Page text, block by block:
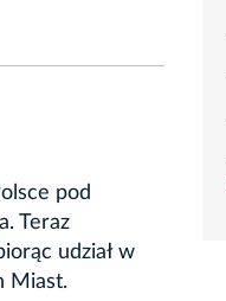
pod
Teraz
udział w
Miast.